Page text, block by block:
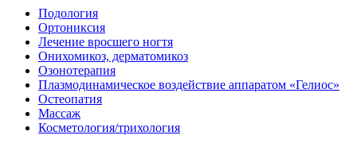
Подология
Ортониксия
Лечение вросшего ногтя
Онихомикоз, дерматомикоз
Озонотерапия
Плазмодинамическое воздействие аппаратом «Гелиос»
Остеопатия
Массаж
Косметология/трихология